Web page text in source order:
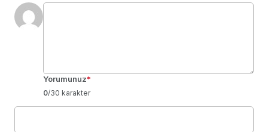
Yorumunuz*
0/30 karakter